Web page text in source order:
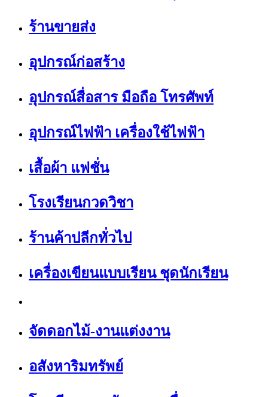
ร้านขายส่ง
อุปกรณ์ก่อสร้าง
อุปกรณ์สื่อสาร มือถือ โทรศัพท์
อุปกรณ์ไฟฟ้า เครื่องใช้ไฟฟ้า
เสื้อผ้า แฟชั่น
โรงเรียนกวดวิชา
ร้านค้าปลีกทั่วไป
เครื่องเขียนแบบเรียน ชุดนักเรียน
จัดดอกไม้-งานแต่งงาน
อสังหาริมทรัพย์